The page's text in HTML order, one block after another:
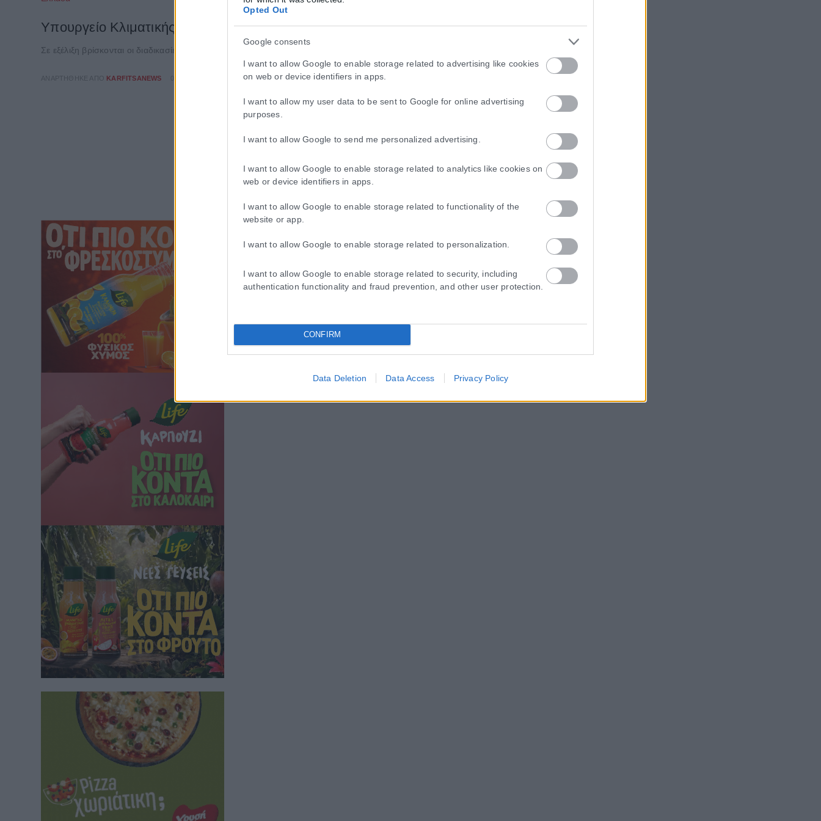
Opted Out
Google consents
I want to allow Google to enable storage related to advertising like cookies
on web or device identifiers in apps.
I want to allow my user data to be sent to Google for online advertising
purposes.
I want to allow Google to send me personalized advertising.
I want to allow Google to enable storage related to analytics like cookies on
web or device identifiers in apps.
I want to allow Google to enable storage related to functionality of the
website or app.
I want to allow Google to enable storage related to personalization.
I want to allow Google to enable storage related to security, including
authentication functionality and fraud prevention, and other user protection.
CONFIRM
Data Deletion Data Access Privacy Policy
Υπουργείο Κλιματικής Κρίσης: Ενέργειες για την κρατική αρωγή προς τους πυρόπληκτους
Σε εξέλιξη βρίσκονται οι διαδικασίες κρατικής αρωγής για τις περιοχές που επλήγησαν από τις πρόσφατες πυρκαγιές, με τις αρμόδιες αρχές...
ΑΝΑΡΤΉΘΗΚΕ ΑΠΌ KARFITSANEWS